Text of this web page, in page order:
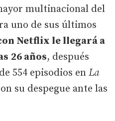
multinacional del
uno de sus últimos
Netflix le llegará a
26 años, después
554 episodios en La
su despegue ante las